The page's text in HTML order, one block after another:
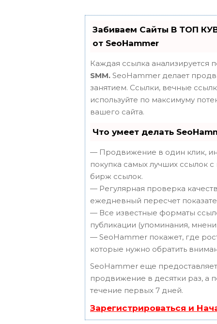
Забиваем Сайты В ТОП
от SeoHammer
Каждая ссылка анализируется
SMM. SeoHammer делает
занятием. Ссылки, вечные
используйте по максимуму
вашего сайта.
Что умеет делать
— Продвижение в один клик,
покупка самых лучших ссылок
бирж ссылок.
— Регулярная проверка
ежедневный пересчет
— Все известные форматы
публикации (упоминания,
— SeoHammer покажет, где
которые нужно обратить
SeoHammer еще
продвижение в десятки раз, а
течение первых 7 дней.
Зарегистрироваться и